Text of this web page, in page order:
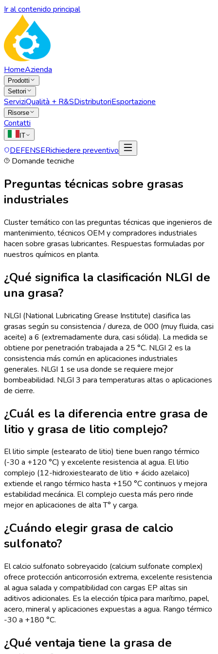
Ir al contenido principal
HomeAzienda
Prodotti
Settori
ServiziQualità + R&SDistributoriEsportazione
Risorse
Contatti
IT
DEFENSERichiedere preventivo
Domande tecniche
Preguntas técnicas sobre grasas
industriales
Cluster temático con las preguntas técnicas que ingenieros de
mantenimiento, técnicos OEM y compradores industriales
hacen sobre grasas lubricantes. Respuestas formuladas por
nuestros químicos en planta.
¿Qué significa la clasificación NLGI de
una grasa?
NLGI (National Lubricating Grease Institute) clasifica las
grasas según su consistencia / dureza, de 000 (muy fluida, casi
aceite) a 6 (extremadamente dura, casi sólida). La medida se
obtiene por penetración trabajada a 25 °C. NLGI 2 es la
consistencia más común en aplicaciones industriales
generales. NLGI 1 se usa donde se requiere mejor
bombeabilidad. NLGI 3 para temperaturas altas o aplicaciones
de cierre.
¿Cuál es la diferencia entre grasa de
litio y grasa de litio complejo?
El litio simple (estearato de litio) tiene buen rango térmico
(-30 a +120 °C) y excelente resistencia al agua. El litio
complejo (12-hidroxiestearato de litio + ácido azelaico)
extiende el rango térmico hasta +150 °C continuos y mejora
estabilidad mecánica. El complejo cuesta más pero rinde
mejor en aplicaciones de alta T° y carga.
¿Cuándo elegir grasa de calcio
sulfonato?
El calcio sulfonato sobreyacido (calcium sulfonate complex)
ofrece protección anticorrosión extrema, excelente resistencia
al agua salada y compatibilidad con cargas EP altas sin
aditivos adicionales. Es la elección típica para marítimo, papel,
acero, mineral y aplicaciones expuestas a agua. Rango térmico
-30 a +180 °C.
¿Qué ventaja tiene la grasa de